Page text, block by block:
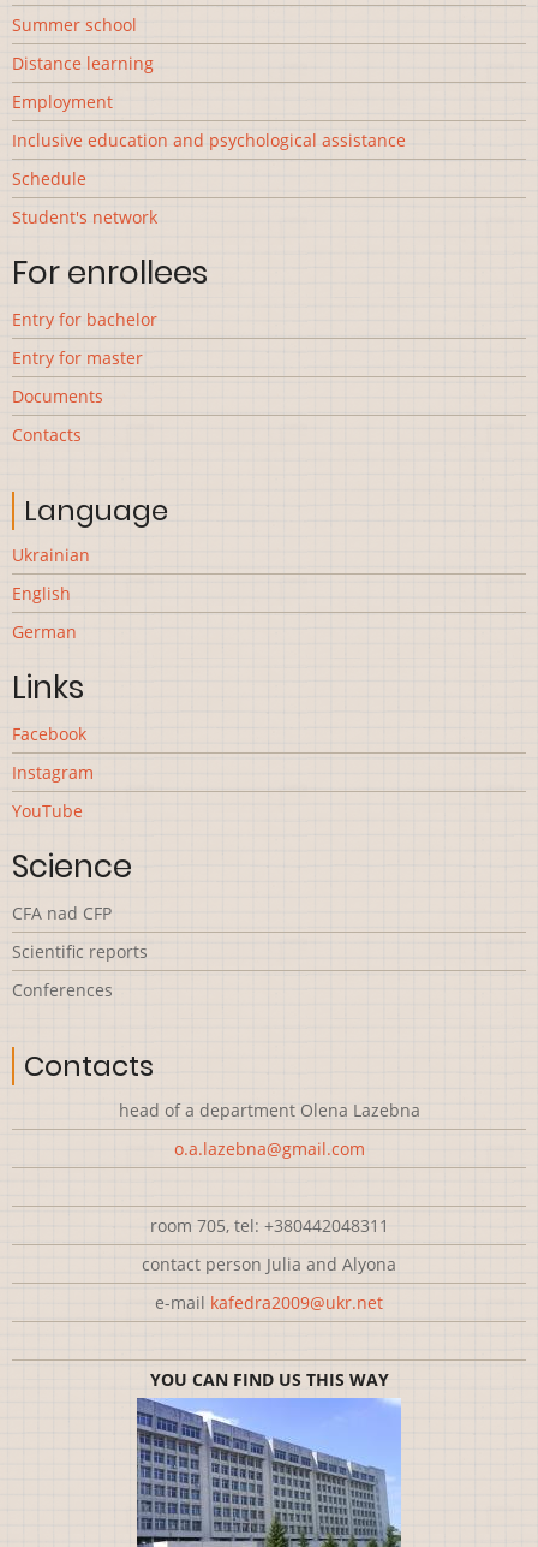
Summer school
Distance learning
Employment
Inclusive education and psychological assistance
Schedule
Student's network
For enrollees
Entry for bachelor
Entry for master
Documents
Contacts
Language
Ukrainian
English
German
Links
Facebook
Instagram
YouTube
Science
CFA nad CFP
Scientific reports
Сonferences
Contacts
head of a department Olena Lazebna
o.a.lazebna@gmail.com
room 705, tel: +380442048311
contact person Julia and Alyona
e-mail kafedra2009@ukr.net
YOU CAN FIND US THIS WAY